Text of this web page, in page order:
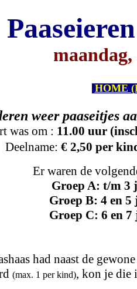
HOME
weer paaseitjes
was om : 11.00 uur
Deelname: € 2,50 per
Er waren de
Groep A: t/m 3
Groep B: 4 en 5
Groep C: 6 en 7
had naast de
(max. 1 per kind), kon je die